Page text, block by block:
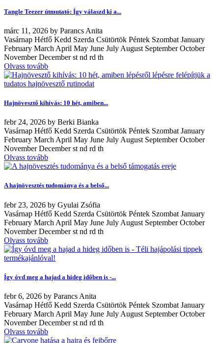
Tangle Teezer útmutató: Így válaszd ki a...
márc 11, 2026 by Parancs Anita
Vasárnap Hétfő Kedd Szerda Csütörtök Péntek Szombat January
February March April May June July August September October
November December st nd rd th
Olvass tovább
Hajnövesztő kihívás: 10 hét, amiben...
febr 24, 2026 by Berki Bianka
Vasárnap Hétfő Kedd Szerda Csütörtök Péntek Szombat January
February March April May June July August September October
November December st nd rd th
Olvass tovább
A hajnövesztés tudománya és a belső...
febr 23, 2026 by Gyulai Zsófia
Vasárnap Hétfő Kedd Szerda Csütörtök Péntek Szombat January
February March April May June July August September October
November December st nd rd th
Olvass tovább
Így óvd meg a hajad a hideg időben is -...
febr6, 2026 by Parancs Anita
Vasárnap Hétfő Kedd Szerda Csütörtök Péntek Szombat January
February March April May June July August September October
November December st nd rd th
Olvass tovább